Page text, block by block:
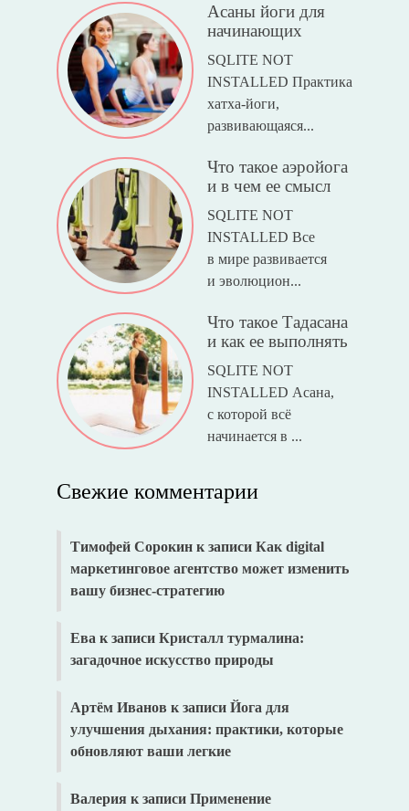
Асаны йоги для
начинающих
SQLITE NOT
INSTALLED Практика
хатха-йоги,
развивающаяся...
Что такое аэройога
и в чем ее смысл
SQLITE NOT
INSTALLED Все
в мире развивается
и эволюцион...
Что такое Тадасана
и как ее выполнять
SQLITE NOT
INSTALLED Асана,
с которой всё
начинается в ...
Свежие комментарии
Тимофей Сорокинк записи Как digital
маркетинговое агентство может изменить
вашу бизнес-стратегию
Ева к записи Кристалл турмалина:
загадочное искусство природы
Артём Иванов к записи Йога для
улучшения дыхания: практики, которые
обновляют ваши легкие
Валерия к записи Применение